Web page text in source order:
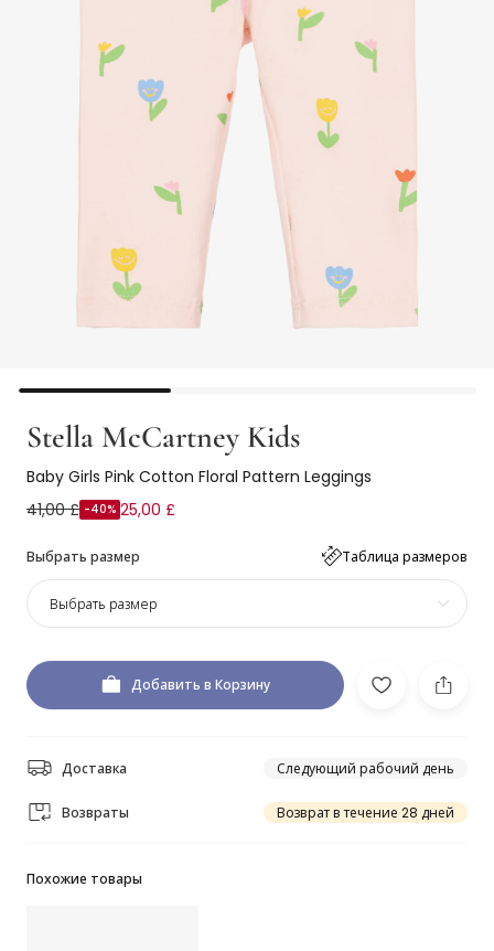
Stella McCartney Kids
Baby Girls Pink Cotton Floral Pattern Leggings
41,00 £ -40% 25,00 £
Выбрать размер Таблица размеров
Выбрать размер
Добавить в Корзину
Доставка Следующий рабочий день
Возвраты Возврат в течение 28 дней
Похожие товары